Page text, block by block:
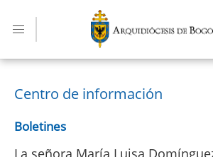
contenido
principal
Centro de información
Boletines
La señora María Luisa